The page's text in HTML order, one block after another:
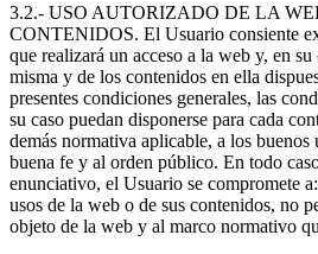
3.2.- USO AUTORIZADO DE LA
CONTENIDOS. El Usuario consiente
que realizará un acceso a la web y, en
misma y de los contenidos en ella
presentes condiciones generales, las
su caso puedan disponerse para cada
demás normativa aplicable, a los buenos
buena fe y al orden público. En todo
enunciativo, el Usuario se compromete
usos de la web o de sus contenidos, no
objeto de la web y al marco normativo